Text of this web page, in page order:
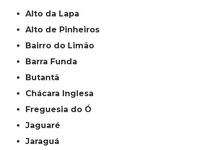
Alto da Lapa
Alto de Pinheiros
Bairro do Limão
Barra Funda
Butantã
Chácara Inglesa
Freguesia do Ó
Jaguaré
Jaraguá